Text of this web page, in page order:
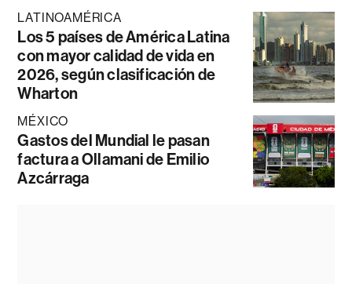
LATINOAMÉRICA
Los 5 países de América Latina
con mayor calidad de vida en
2026, según clasificación de
Wharton
MÉXICO
Gastos del Mundial le pasan
factura a Ollamani de Emilio
Azcárraga